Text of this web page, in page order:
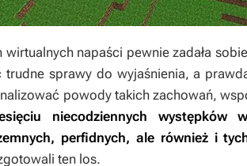
wirtualnych napaści pewnie zadała
sprawy do wyjaśnienia, a
powody takich zachowań,
niecodziennych występków
perfidnych, ale również i
ten los.